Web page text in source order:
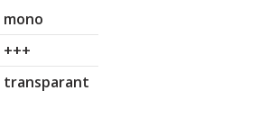
mono
+++
transparant